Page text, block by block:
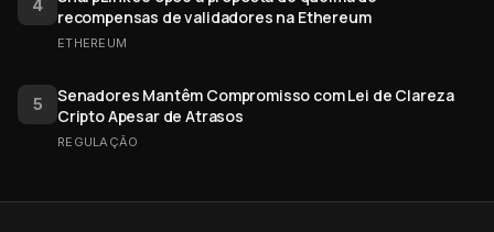
4
recompensas de validadores na Ethereum
ETHEREUM
5
Senadores Mantêm Compromisso com Lei de Clareza
Cripto Apesar de Atrasos
REGULAÇÃO